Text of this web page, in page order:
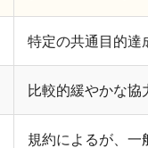
特定の共通目的達
比較的緩やかな
規約によるが、一